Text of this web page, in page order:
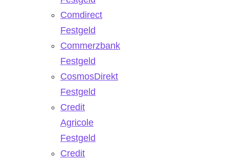
Comdirect
Festgeld
Commerzbank
Festgeld
CosmosDirekt
Festgeld
Credit
Agricole
Festgeld
Credit